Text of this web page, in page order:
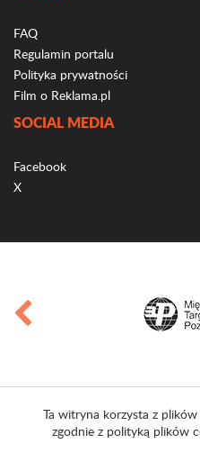
FAQ
Regulamin portalu
Polityka prywatności
Film o Reklama.pl
SOCIAL MEDIA
Facebook
X
Ta witryna korzysta z
zgodnie z polityką plików